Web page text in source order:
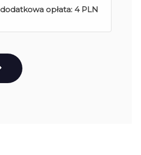
dodatkowa opłata: 4 PLN